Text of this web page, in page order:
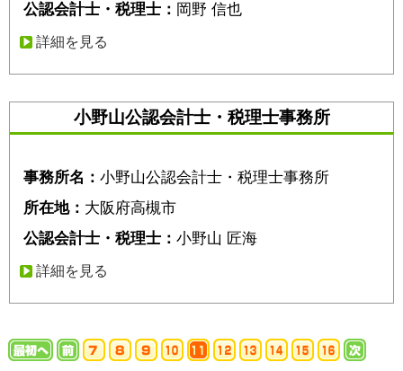
公認会計士・税理士： 岡野 信也
詳細を見る
小野山公認会計士・税理士事務所
事務所名： 小野山公認会計士・税理士事務所
所在地： 大阪府高槻市
公認会計士・税理士： 小野山 匠海
詳細を見る